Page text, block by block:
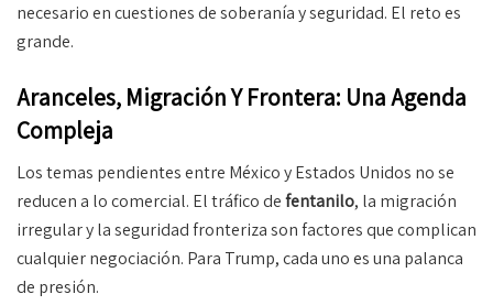
necesario en cuestiones de soberanía y seguridad. El reto es
grande.
Aranceles, Migración Y Frontera: Una Agenda
Compleja
Los temas pendientes entre México y Estados Unidos no se
reducen a lo comercial. El tráfico defentanilo, la migración
irregular y la seguridad fronteriza son factores que complican
cualquier negociación. Para Trump, cada uno es una palanca
de presión.